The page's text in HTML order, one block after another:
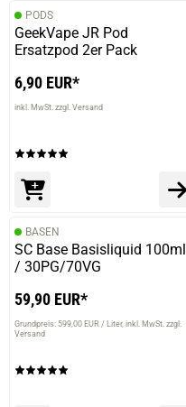
PODS
GeekVape JR Pod
Ersatzpod 2er Pack
6,90 EUR*
inkl. MwSt. zzgl. Versand
BASEN
SC Base Basisliquid 100ml
/ 30PG/70VG
59,90 EUR*
Grundpreis: 599,00 EUR / Liter inkl. MwSt. zzgl.
Versand